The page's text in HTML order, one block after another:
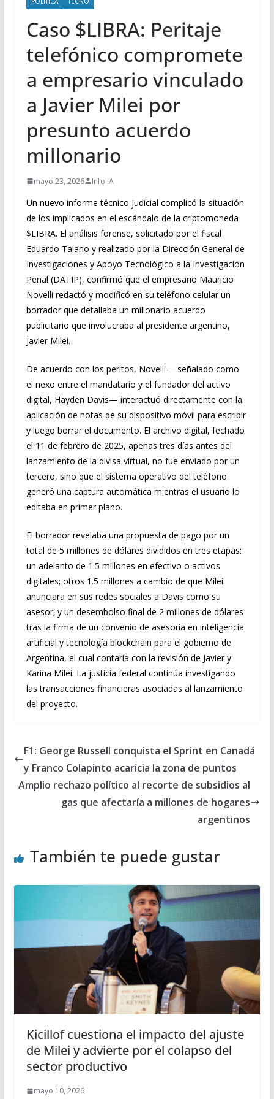
Caso $LIBRA: Peritaje
telefónico compromete
a empresario vinculado
a Javier Milei por
presunto acuerdo
millonario
mayo 23, 2026 Info IA
Un nuevo informe técnico judicial complicó la situación
de los implicados en el escándalo de la criptomoneda
$LIBRA. El análisis forense, solicitado por el fiscal
Eduardo Taiano y realizado por la Dirección General de
Investigaciones y Apoyo Tecnológico a la Investigación
Penal (DATIP), confirmó que el empresario Mauricio
Novelli redactó y modificó en su teléfono celular un
borrador que detallaba un millonario acuerdo
publicitario que involucraba al presidente argentino,
Javier Milei.
De acuerdo con los peritos, Novelli —señalado como
el nexo entre el mandatario y el fundador del activo
digital, Hayden Davis— interactuó directamente con la
aplicación de notas de su dispositivo móvil para escribir
y luego borrar el documento. El archivo digital, fechado
el 11 de febrero de 2025, apenas tres días antes del
lanzamiento de la divisa virtual, no fue enviado por un
tercero, sino que el sistema operativo del teléfono
generó una captura automática mientras el usuario lo
editaba en primer plano.
El borrador revelaba una propuesta de pago por un
total de 5 millones de dólares divididos en tres etapas:
un adelanto de 1.5 millones en efectivo o activos
digitales; otros 1.5 millones a cambio de que Milei
anunciara en sus redes sociales a Davis como su
asesor; y un desembolso final de 2 millones de dólares
tras la firma de un convenio de asesoría en inteligencia
artificial y tecnología blockchain para el gobierno de
Argentina, el cual contaría con la revisión de Javier y
Karina Milei. La justicia federal continúa investigando
las transacciones financieras asociadas al lanzamiento
del proyecto.
F1: George Russell conquista el Sprint en Canadá
y Franco Colapinto acaricia la zona de puntos
Amplio rechazo político al recorte de subsidios al
gas que afectaría a millones de hogares
argentinos
También te puede gustar
Kicillof cuestiona el impacto del ajuste
de Milei y advierte por el colapso del
sector productivo
mayo 10, 2026